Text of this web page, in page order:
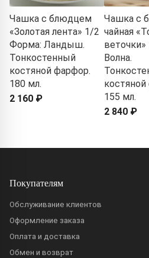
Чашка с блюдцем
«Золотая лента» 1/2
Форма: Ландыш.
Тонкостенный
костяной фарфор.
180 мл.
2 160 ₽
Чашка с
чайная
Волна.
155 мл.
2 840 ₽
Покупателям
Обслуживание клиентов
Оформление заказа
Оплата и доставка
Обмен и возврат